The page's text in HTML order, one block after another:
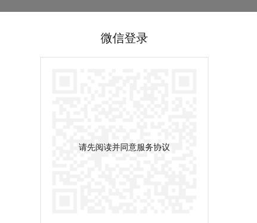
微信登录
请先阅读并同意服务协议